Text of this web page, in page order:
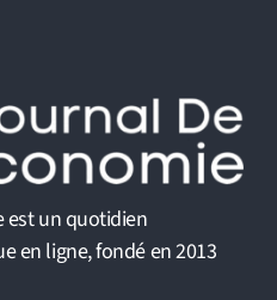
est un quotidien
en ligne, fondé en 2013